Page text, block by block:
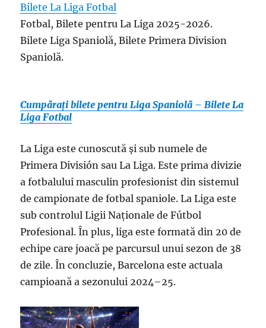
Bilete La Liga Fotbal
Fotbal, Bilete pentru La Liga 2025-2026.
Bilete Liga Spaniolă, Bilete Primera Division
Spaniolă.
Cumpărați bilete pentru Liga Spaniolă – Bilete La
Liga Fotbal
La Liga este cunoscută și sub numele de
Primera División sau La Liga. Este prima divizie
a fotbalului masculin profesionist din sistemul
de campionate de fotbal spaniole. La Liga este
sub controlul Ligii Naționale de Fútbol
Profesional. În plus, liga este formată din 20 de
echipe care joacă pe parcursul unui sezon de 38
de zile. În concluzie, Barcelona este actuala
campioană a sezonului 2024–25.